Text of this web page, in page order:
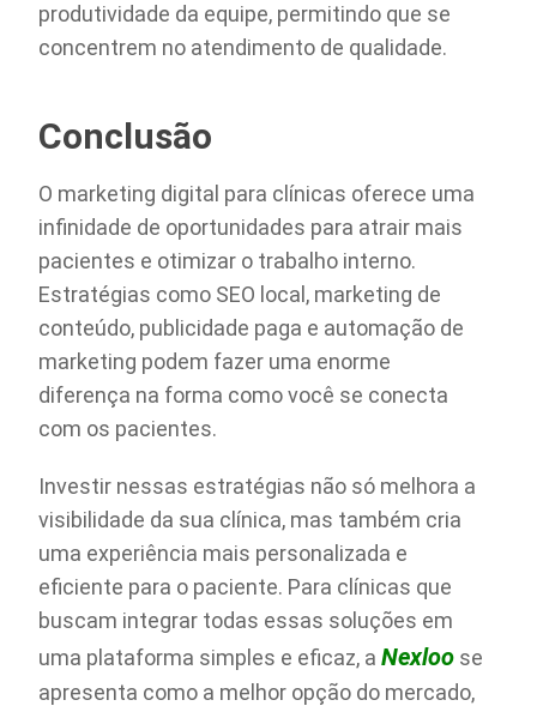
produtividade da equipe, permitindo que se
concentrem no atendimento de qualidade.
Conclusão
O marketing digital para clínicas oferece uma
infinidade de oportunidades para atrair mais
pacientes e otimizar o trabalho interno.
Estratégias como SEO local, marketing de
conteúdo, publicidade paga e automação de
marketing podem fazer uma enorme
diferença na forma como você se conecta
com os pacientes.
Investir nessas estratégias não só melhora a
visibilidade da sua clínica, mas também cria
uma experiência mais personalizada e
eficiente para o paciente. Para clínicas que
buscam integrar todas essas soluções em
uma plataforma simples e eficaz, aNexloo se
apresenta como a melhor opção do mercado,